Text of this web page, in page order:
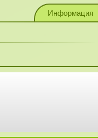
Информация